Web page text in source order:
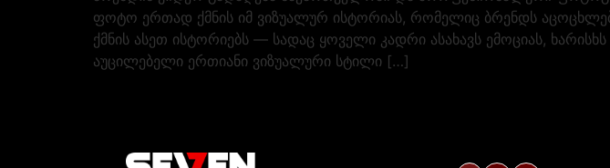
ფოტო ერთად ქმნის იმ ვიზუალურ ისტორიას, რომელიც ბრენდს
ქმნის ასეთ ისტორიებს — სადაც ყოველი კადრი ასახავს ემოციას,
აუცილებელი ერთიანი ვიზუალური სტილი […]